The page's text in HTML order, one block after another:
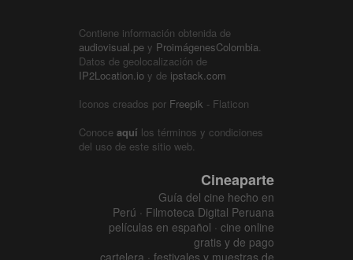
Contiene información obtenida de
audiovisual.pe y ProimágenesColombia.
Datos de geolocalización de
IP2Location.io y de ipstack.com
Iconos creados por Freepik - Flaticon
Conoce aquí los términos y condiciones
del uso de este sitio web.
Cineaparte
Guía del cine hecho en
Perú · Filmoteca Digital Peruana
películas en español · cine online
gratis y de pago